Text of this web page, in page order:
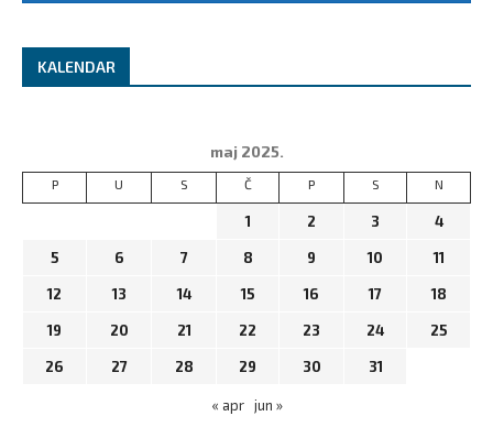
KALENDAR
maj 2025.
P U S Č P S N
1 2 3 4
5 6 7 8 9 10 11
12 13 14 15 16 17 18
19 20 21 22 23 24 25
26 27 28 29 30 31
« apr jun »